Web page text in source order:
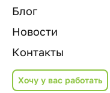
Блог
Новости
Контакты
Хочу у вас работать